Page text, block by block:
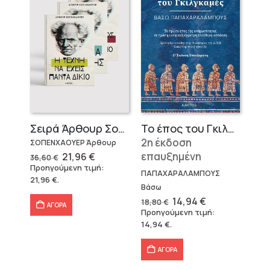
Σειρά Άρθουρ Σοπενχάουερ (3 βιβλία)
ΣΟΠΕΝΧΑΟΥΕΡ Άρθουρ
36,60€ Original
price
was:
21,96€Η
τρέχουσα
τιμή
Προηγούμενη τιμή:
21,96 €.
ΑΓΟΡΑ
Το έπος του Γκιλγκαμές
2η έκδοση
επαυξημένη
ΠΑΠΑΧΑΡΑΛΑΜΠΟΥΣ
Βάσω
18,80€ Original
price
was:
18,80 €.
14,94€Η
τρέχουσα
τιμή
Προηγούμενη τιμή:
14,94 €.
ΑΓΟΡΑ